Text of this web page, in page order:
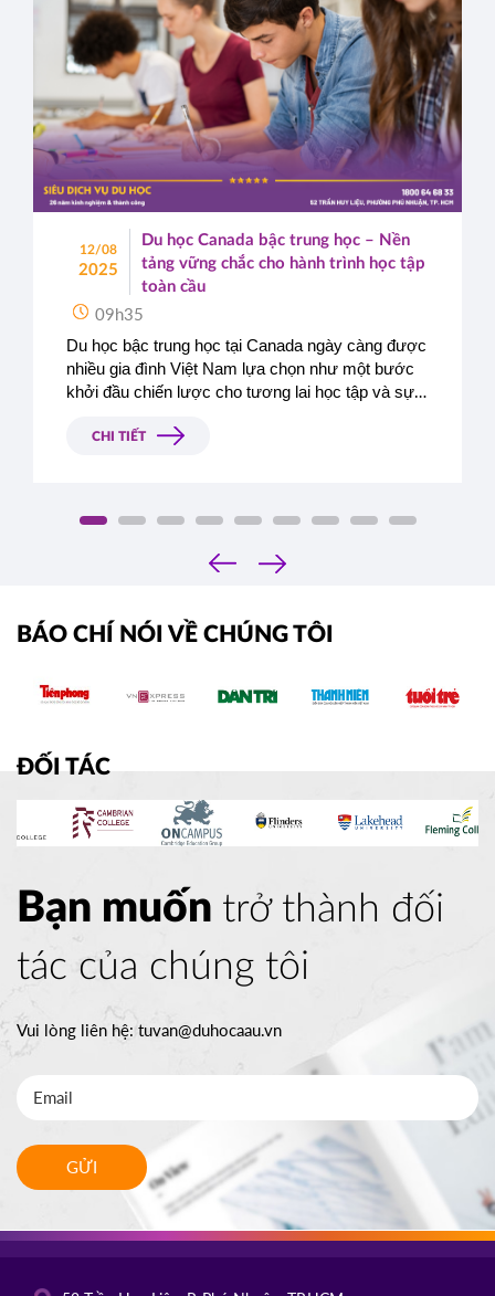
12/08
2025
Du học Canada bậc trung học – Nền
tảng vững chắc cho hành trình học tập
toàn cầu
09h35
Du học bậc trung học tại Canada ngày càng được
nhiều gia đình Việt Nam lựa chọn như một bước
khởi đầu chiến lược cho tương lai học tập và sự
tiên tiến, môi trường sống an toàn và cơ hội phát
CHI TIẾT
‹
›
BÁO CHÍ NÓI VỀ CHÚNG TÔI
ĐỐI TÁC
Bạn muốn trở thành đối
tác của chúng tôi
Vui lòng liên hệ: tuvan@duhocaau.vn
GỬI